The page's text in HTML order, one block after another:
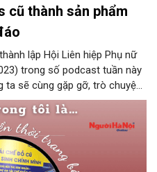
cũ thành sản phẩm
lập Hội Liên hiệp Phụ nữ
trong số podcast tuần này
ta sẽ cùng gặp gỡ, trò chuyện
đã “hô biến” cho những
phẩm thời trang tái chế độc
Founder của Renewjeans -
phụ nữ làm chủ”.